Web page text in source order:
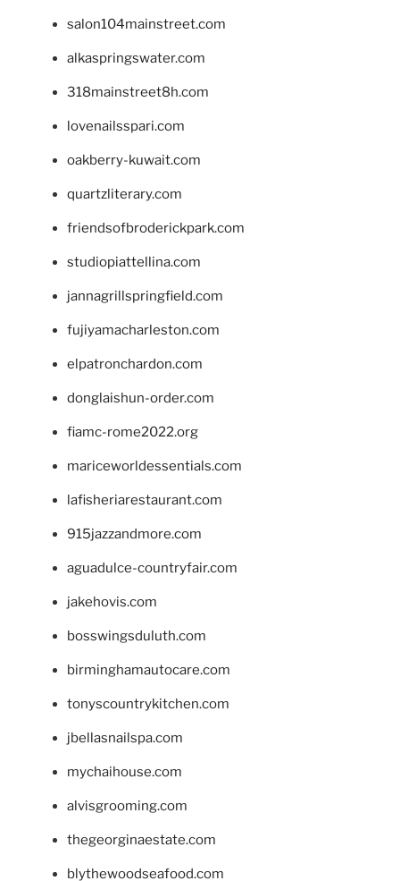
salon104mainstreet.com
alkaspringswater.com
318mainstreet8h.com
lovenailsspari.com
oakberry-kuwait.com
quartzliterary.com
friendsofbroderickpark.com
studiopiattellina.com
jannagrillspringfield.com
fujiyamacharleston.com
elpatronchardon.com
donglaishun-order.com
fiamc-rome2022.org
mariceworldessentials.com
lafisheriarestaurant.com
915jazzandmore.com
aguadulce-countryfair.com
jakehovis.com
bosswingsduluth.com
birminghamautocare.com
tonyscountrykitchen.com
jbellasnailspa.com
mychaihouse.com
alvisgrooming.com
thegeorginaestate.com
blythewoodseafood.com